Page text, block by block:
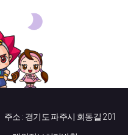
주소 : 경기도 파주시 회동길 201